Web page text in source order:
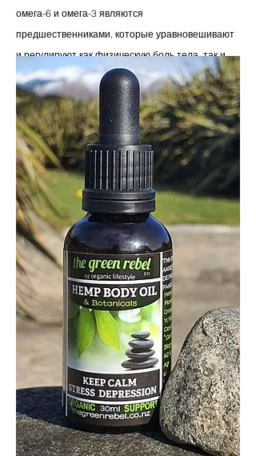
омега-6 и омега-3 являются
предшественниками, которые уравновешивают
и регулируют как физическую боль тела, так и
психологические расстройства, такие как
депрессия, стресс и тревога. С добавлением
растительных масел в масло конопли, это
мощная поддержка ума. Инструкции по легкому
использованию указаны на бутылке.
Индивидуальные результаты могут отличаться.
ИНГРЕДИЕНТЫ:
Масло семян конопли* Витамин Е* ЭМ
апельсина *ЭМ бергамота *ЭМ иланг-иланга
*Пачули EO* ClarySage EO *Ветивер EO* *:
органический продукт, сертифицированный
Biogrow.
Добавить в корзину